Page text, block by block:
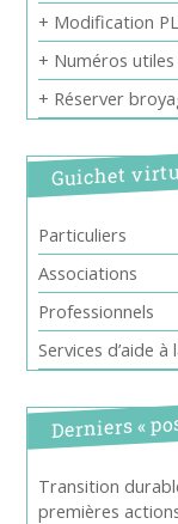
+ Modification
+ Numéros utiles
+ Réserver
Guichet
Particuliers
Associations
Professionnels
Services d’aide
Derniers «
Transition
premières